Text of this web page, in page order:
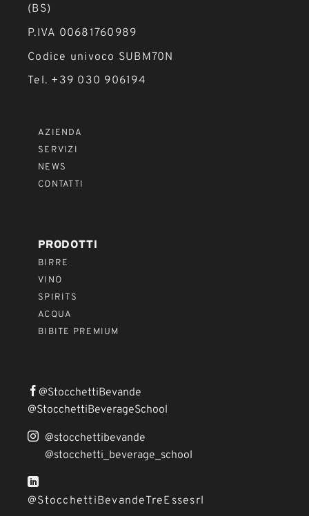
(BS)
P.IVA 00681760989
Codice univoco SUBM70N
Tel. +39 030 906194
AZIENDA
SERVIZI
NEWS
CONTATTI
PRODOTTI
BIRRE
VINO
SPIRITS
ACQUA
BIBITE PREMIUM
@StocchettiBevande
@StocchettiBeverageSchool
@stocchettibevande
@stocchetti_beverage_school
@StocchettiBevandeTreEssesrl